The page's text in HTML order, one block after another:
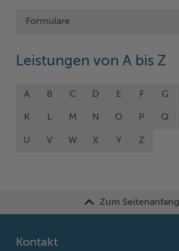
Formulare
Leistungen von A bis Z
A B C D E F G
K L M N O P Q
U V W X Y Z
Zum Seitenanfang
Kontakt